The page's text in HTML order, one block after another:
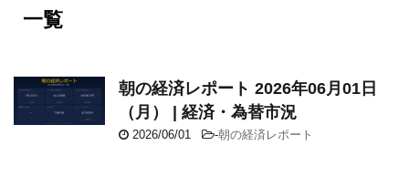
一覧
朝の経済レポート 2026年06月01日
（月） | 経済・為替市況
2026/06/01 -朝の経済レポート